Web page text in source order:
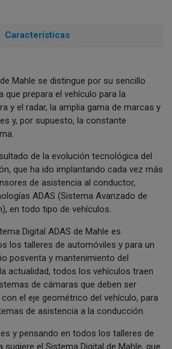
Características
Mahle se distingue por su sencillo
que prepara el vehículo para la
y el radar, la amplia gama de marcas y
y, por supuesto, la constante
de la evolución tecnológica del
que ha ido implantando cada vez más
de asistencia al conductor,
ADAS (Sistema Avanzado de
en todo tipo de vehículos.
Digital ADAS de Mahle es
los talleres de automóviles y para un
posventa y mantenimiento del
actualidad, todos los vehículos traen
de cámaras que deben ser
el eje geométrico del vehículo, para
de asistencia a la conducción.
y pensando en todos los talleres de
el Sistema Digital de Mahle, que